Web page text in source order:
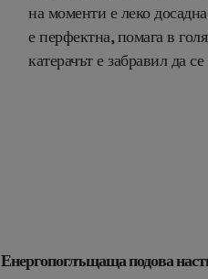
на моменти е леко
е перфектна, помага в
катерачът е забравил да се
Енергопоглъщаща подова